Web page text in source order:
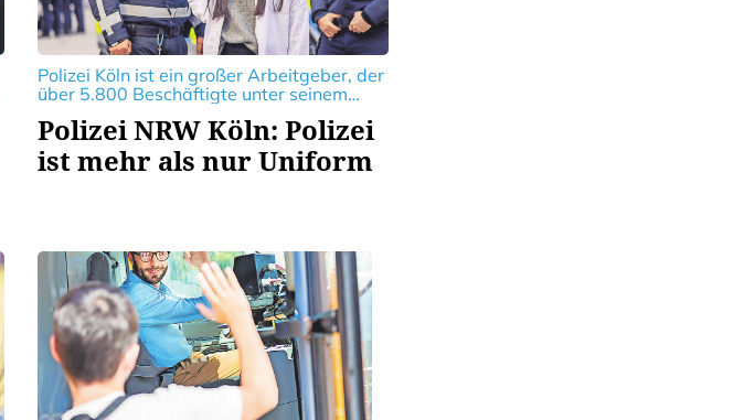
Polizei Köln ist ein großer Arbeitgeber, der
über 5.800 Beschäftigte unter seinem
an Tätigkeitsbereichen offeriert.
Polizei NRW Köln: Polizei
ist mehr als nur Uniform